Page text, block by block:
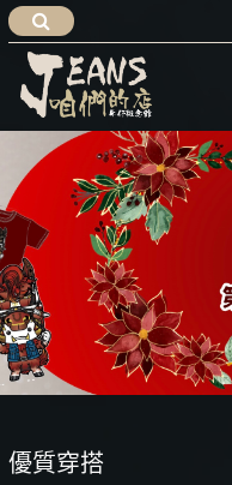
優質穿搭